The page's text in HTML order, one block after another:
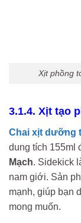
Xịt phồng
3.1.4. Xịt tạo
Chai xịt dưỡng
dung tích 155ml
Mạch. Sidekick
nam giới. Sản
mạnh, giúp bạn
mong muốn.